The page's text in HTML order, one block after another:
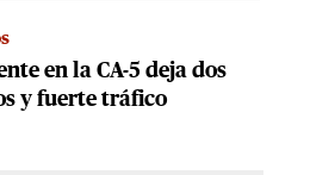
en la CA-5 deja dos
y fuerte tráfico